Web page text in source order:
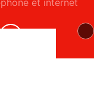
et internet